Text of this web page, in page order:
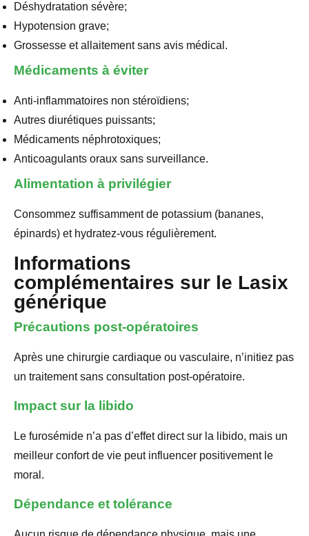
Déshydratation sévère;
Hypotension grave;
Grossesse et allaitement sans avis médical.
Médicaments à éviter
Anti-inflammatoires non stéroïdiens;
Autres diurétiques puissants;
Médicaments néphrotoxiques;
Anticoagulants oraux sans surveillance.
Alimentation à privilégier
Consommez suffisamment de potassium (bananes,
épinards) et hydratez-vous régulièrement.
Informations
complémentaires sur le Lasix
générique
Précautions post-opératoires
Après une chirurgie cardiaque ou vasculaire, n’initiez pas
un traitement sans consultation post-opératoire.
Impact sur la libido
Le furosémide n’a pas d’effet direct sur la libido, mais un
meilleur confort de vie peut influencer positivement le
moral.
Dépendance et tolérance